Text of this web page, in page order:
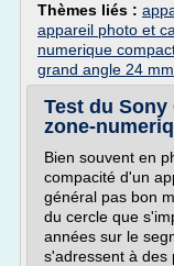
Thèmes liés :
appareil photo et
numerique
grand angle 24 mm
Test du Sony
zone-
Bien souvent en
compacité d'un
général pas bon
du cercle que
années sur le
s'adressent à des